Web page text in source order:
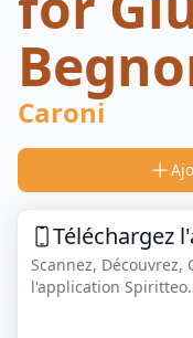
Caroni
Téléchargez
Scannez, Découvrez,
l'application Spiritteo.